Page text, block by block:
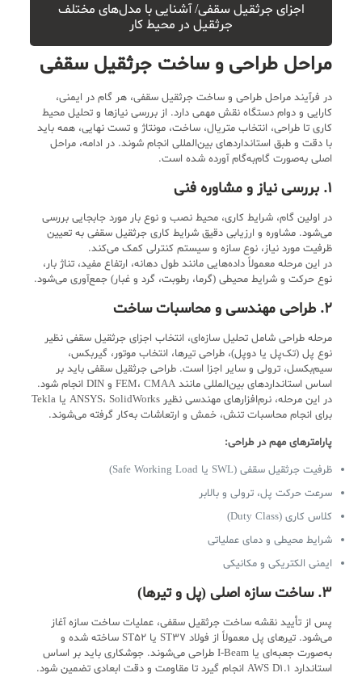
اجزای جرثقیل سقفی/ آشنایی با مدل‌های مختلف
جرثقیل در محیط کار
مراحل طراحی و ساخت جرثقیل سقفی
در فرآیند مراحل طراحی و ساخت جرثقیل سقفی، هر گام در ایمنی،
کارایی و دوام دستگاه نقش مهمی دارد. از بررسی نیازها و تحلیل محیط
کاری تا طراحی، انتخاب متریال، ساخت، مونتاژ و تست نهایی، همه باید
با دقت و طبق استانداردهای بین‌المللی انجام شوند. در ادامه، مراحل
اصلی به‌صورت گام‌به‌گام آورده شده است.
۱. بررسی نیاز و مشاوره فنی
در اولین گام، شرایط کاری، محیط نصب و نوع بار مورد جابجایی بررسی
می‌شود. مشاوره و ارزیابی دقیق شرایط کاری جرثقیل سقفی به تعیین
ظرفیت مورد نیاز، نوع سازه و سیستم کنترلی کمک می‌کند.
در این مرحله معمولاً داده‌هایی مانند طول دهانه، ارتفاع مفید، تناژ بار،
نوع حرکت و شرایط محیطی (گرما، رطوبت، گرد و غبار) جمع‌آوری می‌شود.
۲. طراحی مهندسی و محاسبات ساخت
مرحله طراحی شامل تحلیل سازه‌ای، انتخاب اجزای جرثقیل سقفی نظیر
نوع پل (تک‌پل یا دوپل)، طراحی تیرها، انتخاب موتور، گیربکس،
سیم‌بکسل، ترولی و سایر اجزا است. طراحی جرثقیل سقفی باید بر
اساس استانداردهای بین‌المللی مانند FEM، CMAA و DIN انجام شود.
در این مرحله، نرم‌افزارهای مهندسی نظیر ANSYS، SolidWorks یا Tekla
برای انجام محاسبات تنش، خمش و ارتعاشات به‌کار گرفته می‌شوند.
پارامترهای مهم در طراحی:
ظرفیت جرثقیل سقفی (SWL یا Safe Working Load)
سرعت حرکت پل، ترولی و بالابر
کلاس کاری (Duty Class)
شرایط محیطی و دمای عملیاتی
ایمنی الکتریکی و مکانیکی
۳. ساخت سازه اصلی (پل و تیرها)
پس از تأیید نقشه ساخت جرثقیل سقفی، عملیات ساخت سازه آغاز
می‌شود. تیرهای پل معمولاً از فولاد ST37 یا ST52 ساخته شده و
به‌صورت جعبه‌ای یا I-Beam طراحی می‌شوند. جوشکاری باید بر اساس
استاندارد AWS D1.1 انجام گیرد تا مقاومت و دقت ابعادی تضمین شود.